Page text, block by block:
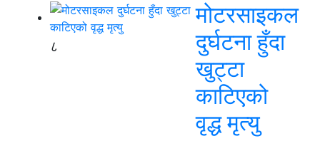
८
मोटरसाइकल
दुर्घटना हुँदा
खुट्टा
काटिएको
वृद्ध मृत्यु